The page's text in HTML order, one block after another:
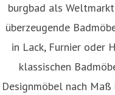
burgbad als
überzeugende
in Lack, Furnier oder
klassischen
Designmöbel nach